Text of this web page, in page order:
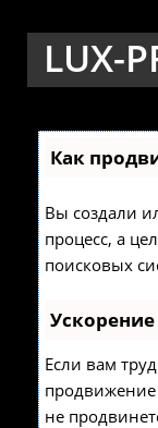
LUX-
Как
Вы создали
процесс, а
поисковых
Если вам
продвижение
не